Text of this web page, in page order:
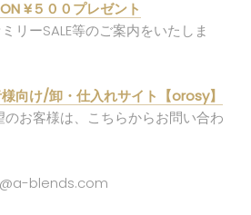
¥５００プレゼント
リーSALE等のご案内をいたしま
向け/卸・仕入れサイト【orosy】
お客様は、こちらからお問い合わ
blends.com